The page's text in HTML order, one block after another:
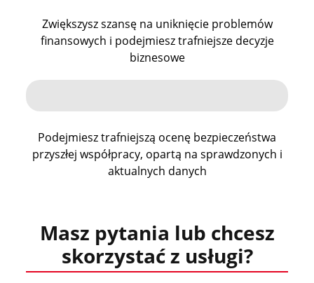
Zwiększysz szansę na uniknięcie problemów
finansowych i podejmiesz trafniejsze decyzje
biznesowe
Podejmiesz trafniejszą ocenę bezpieczeństwa
przyszłej współpracy, opartą na sprawdzonych i
aktualnych danych
Masz pytania lub chcesz
skorzystać z usługi?